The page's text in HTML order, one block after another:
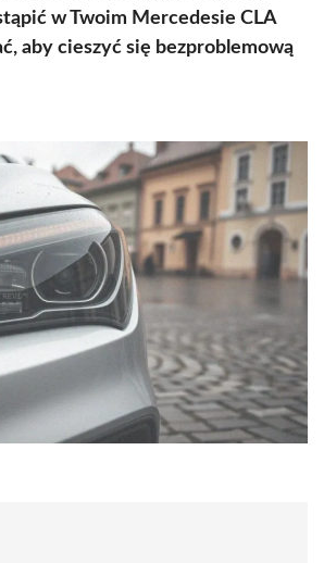
w Twoim Mercedesie CLA
aby cieszyć się bezproblemową